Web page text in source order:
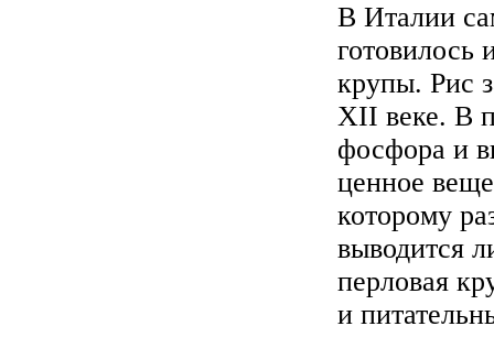
В Италии
готовилось
крупы. Рис
XII веке. В
фосфора и
ценное
которому
выводится
перловая
и